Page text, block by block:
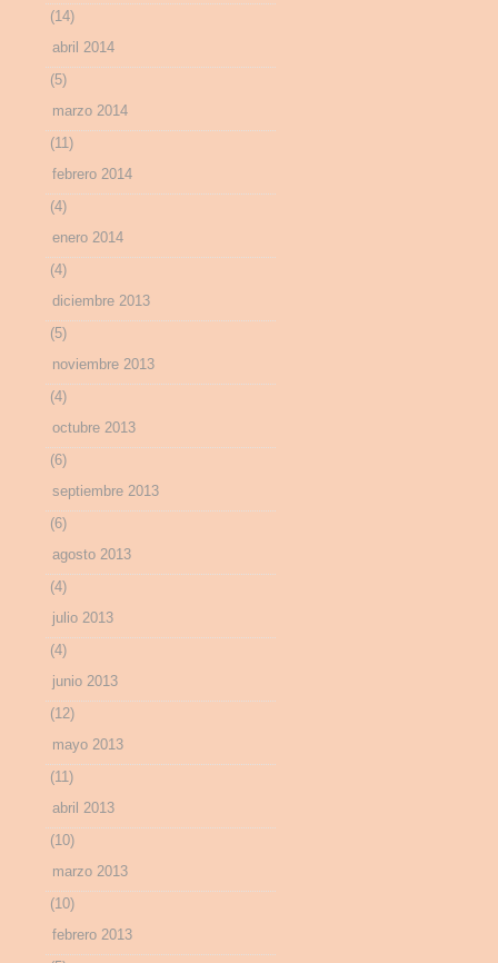
(14)
abril 2014
(5)
marzo 2014
(11)
febrero 2014
(4)
enero 2014
(4)
diciembre 2013
(5)
noviembre 2013
(4)
octubre 2013
(6)
septiembre 2013
(6)
agosto 2013
(4)
julio 2013
(4)
junio 2013
(12)
mayo 2013
(11)
abril 2013
(10)
marzo 2013
(10)
febrero 2013